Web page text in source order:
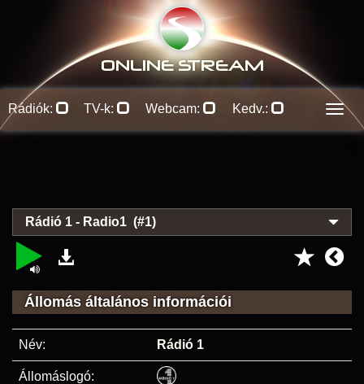
ONLINE STREAM
Rádiók: TV-k: Webcam: Kedv.:
Rádió 1 - Radio1 (#1)
Állomás általános információi
Név: Rádió 1
Állomáslogó: